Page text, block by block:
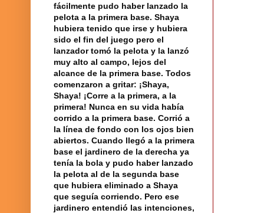
fácilmente pudo haber lanzado la
pelota a la primera base. Shaya
hubiera tenido que irse y hubiera
sido el fin del juego pero el
lanzador tomó la pelota y la lanzó
muy alto al campo, lejos del
alcance de la primera base. Todos
comenzaron a gritar: ¡Shaya,
Shaya! ¡Corre a la primera, a la
primera! Nunca en su vida había
corrido a la primera base. Corrió a
la línea de fondo con los ojos bien
abiertos. Cuando llegó a la primera
base el jardinero de la derecha ya
tenía la bola y pudo haber lanzado
la pelota al de la segunda base
que hubiera eliminado a Shaya
que seguía corriendo. Pero ese
jardinero entendió las intenciones,